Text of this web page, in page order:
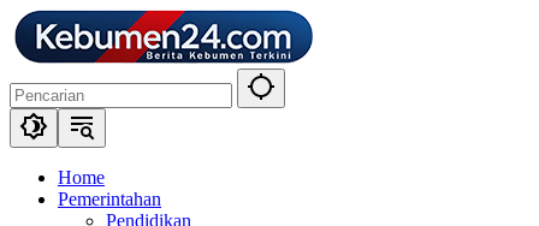
Langsung
ke
konten
Home
Pemerintahan
Pendidikan